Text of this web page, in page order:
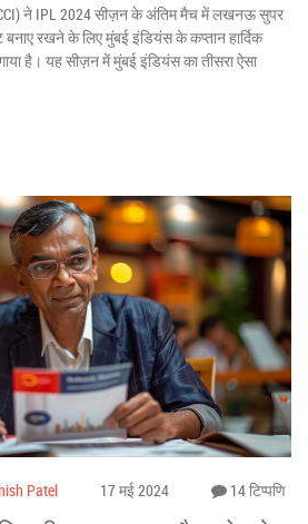
ने IPL 2024 सीज़न के अंतिम मैच में लखनऊ सुपर
रखने के लिए मुंबई इंडियंस के कप्तान हार्दिक
है। यह सीज़न में मुंबई इंडियंस का तीसरा ऐसा
Patel 17 मई 2024 14 टिप्पणि